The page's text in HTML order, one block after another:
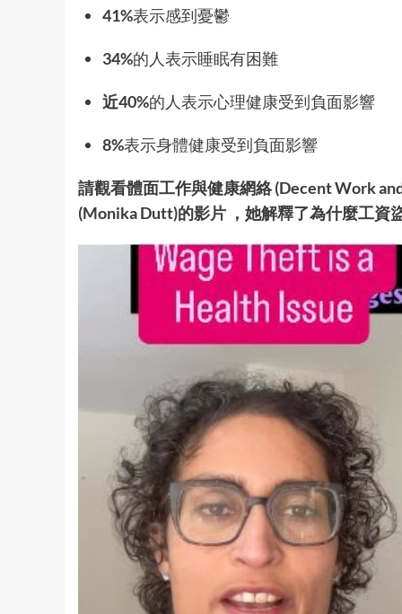
41%表示感到憂鬱
34%的人表示睡眠有困難
近40%的人表示心理健康受到負面影響
8%表示身體健康受到負面影響
請觀看體面工作與健康網絡 (Decent Work
(Monika Dutt)的影片 ，她解釋了為什麼工資